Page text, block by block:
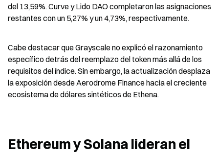
del 13,59%. Curve y Lido DAO completaron las asignaciones
restantes con un 5,27% y un 4,73%, respectivamente.
Cabe destacar que Grayscale no explicó el razonamiento
específico detrás del reemplazo del token más allá de los
requisitos del índice. Sin embargo, la actualización desplaza
la exposición desde Aerodrome Finance hacia el creciente
ecosistema de dólares sintéticos de Ethena.
Ethereum y Solana lideran el